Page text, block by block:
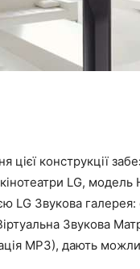
цієї конструкції
кінотеатри LG,
LG Звукова
Звукова
MP3), дають